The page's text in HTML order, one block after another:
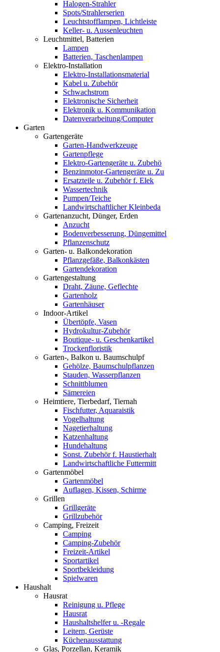
Halogen-Strahler
Spots/Strahlerserien
Leuchtstofflampen, Lichtleiste
Keller- u. Aussenleuchten
Leuchtmittel, Batterien
Lampen
Batterien, Taschenlampen
Elektro-Installation
Elektro-Installationsmaterial
Kabel u. Zubehör
Schwachstrom
Elektronische Sicherheit
Elektronik u. Kommunikation
Datenverarbeitung/Computer
Garten
Gartengeräte
Garten-Handwerkzeuge
Gartenpflege
Elektro-Gartengeräte u. Zubehö
Benzinmotor-Gartengeräte u. Zu
Ersatzteile u. Zubehör f. Elek
Wassertechnik
Pumpen/Teiche
Landwirtschaftlicher Kleinbeda
Gartenanzucht, Dünger, Erden
Anzucht
Bodenverbesserung, Düngemittel
Pflanzenschutz
Garten- u. Balkondekoration
Pflanzgefäße, Balkonkästen
Gartendekoration
Gartengestaltung
Draht, Zäune, Geflechte
Gartenholz
Gartenhäuser
Indoor-Artikel
Übertöpfe, Vasen
Hydrokultur-Zubehör
Boutique- u. Geschenkartikel
Trockenfloristik
Garten-, Balkon u. Baumschulpf
Gehölze, Baumschulpflanzen
Stauden, Wasserpflanzen
Schnittblumen
Sämereien
Heimtiere, Tierbedarf, Tiernah
Fischfutter, Aquaraistik
Vogelhaltung
Nagetierhaltung
Katzenhaltung
Hundehaltung
Sonst. Zubehör f. Haustierhalt
Landwirtschaftliche Futtermitt
Gartenmöbel
Gartenmöbel
Auflagen, Kissen, Schirme
Grillen
Grillgeräte
Grillzubehör
Camping, Freizeit
Camping
Camping-Zubehör
Freizeit-Artikel
Sportartikel
Sportbekleidung
Spielwaren
Haushalt
Hausrat
Reinigung u. Pflege
Hausrat
Haushaltshelfer u. -Regale
Leitern, Gerüste
Küchenausstattung
Glas, Porzellan, Keramik